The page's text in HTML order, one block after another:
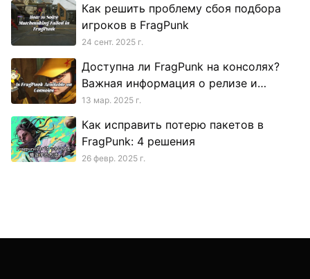
Как решить проблему сбоя подбора
игроков в FragPunk
24 сент. 2025 г.
Доступна ли FragPunk на консолях?
Важная информация о релизе и
онлайн-игре
13 мар. 2025 г.
Как исправить потерю пакетов в
FragPunk: 4 решения
26 февр. 2025 г.